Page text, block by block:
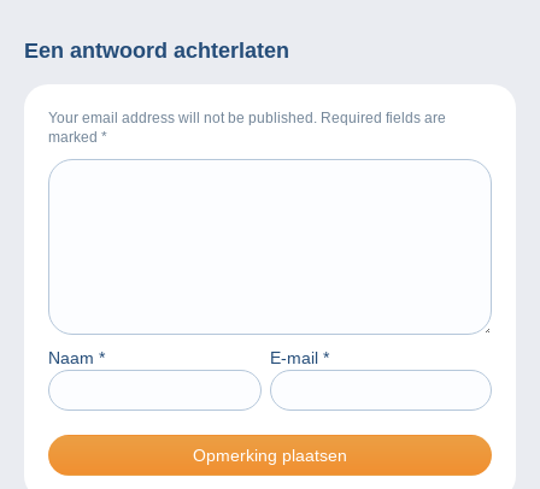
Een antwoord achterlaten
Your email address will not be published. Required fields are
marked *
Naam * E-mail *